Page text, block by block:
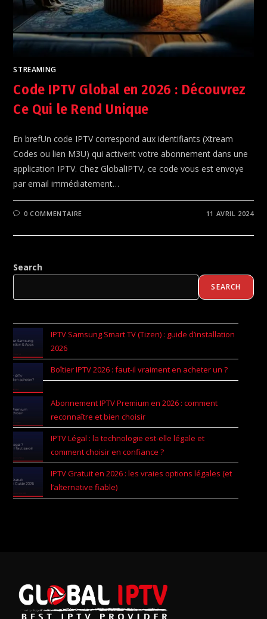
STREAMING
Code IPTV Global en 2026 : Découvrez
Ce Qui le Rend Unique
En brefUn code IPTV correspond aux identifiants (Xtream
Codes ou lien M3U) qui activent votre abonnement dans une
application IPTV. Chez GlobalIPTV, ce code vous est envoye
par email immédiatement…
0 COMMENTAIRE 11 AVRIL 2024
Search
SEARCH
IPTV Samsung Smart TV (Tizen) : guide d’installation
2026
Boîtier IPTV 2026 : faut-il vraiment en acheter un ?
Abonnement IPTV Premium en 2026 : comment
reconnaître et bien choisir
IPTV Légal : la technologie est-elle légale et
comment choisir en confiance ?
IPTV Gratuit en 2026 : les vraies options légales (et
l’alternative fiable)